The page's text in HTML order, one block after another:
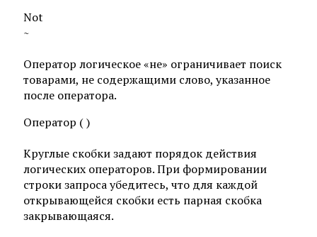
Not
~
Оператор логическое «не» ограничивает поиск
товарами, не содержащими слово, указанное
после оператора.
Оператор ( )
Круглые скобки задают порядок действия
логических операторов. При формировании
строки запроса убедитесь, что для каждой
открывающейся скобки есть парная скобка
закрывающаяся.